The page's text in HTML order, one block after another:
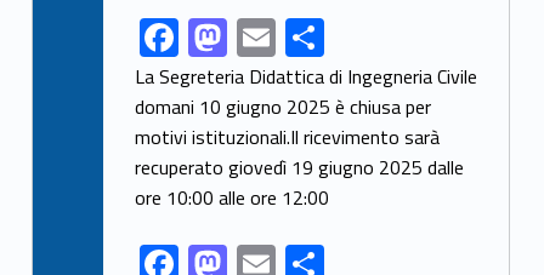
Link identifier share facebook archive #share-link-archive-31503F
ac
e
b
o
o
M
as
to
d
o
n
E
m
ai
l
C
o
n
di
vi
di
La Segreteria Didattica di Ingegneria Civile
domani 10 giugno 2025 è chiusa per
motivi istituzionali.Il ricevimento sarà
recuperato giovedì 19 giugno 2025 dalle
ore 10:00 alle ore 12:00